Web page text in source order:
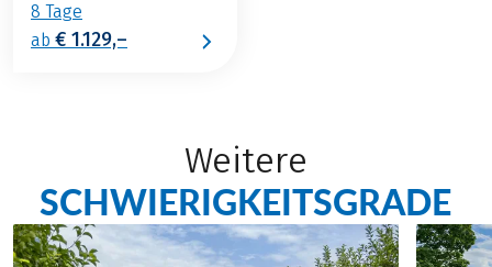
8 Tage
ab € 1.129,–
Weitere
SCHWIERIGKEITSGRADE